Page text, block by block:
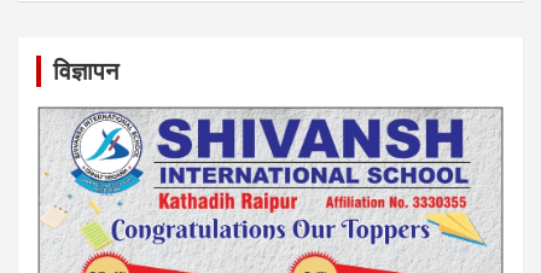
विज्ञापन